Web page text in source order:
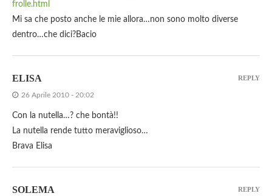
frolle.html
Mi sa che posto anche le mie allora…non sono molto diverse
dentro…che dici?Bacio
ELISA
26 Aprile 2010 - 20:02
Con la nutella…? che bontà!!
La nutella rende tutto meraviglioso…
Brava Elisa
REPLY
SOLEMA REPLY